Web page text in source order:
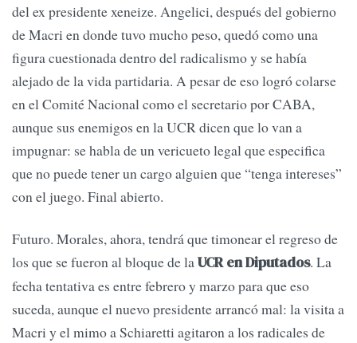
del ex presidente xeneize. Angelici, después del gobierno
de Macri en donde tuvo mucho peso, quedó como una
figura cuestionada dentro del radicalismo y se había
alejado de la vida partidaria. A pesar de eso logró colarse
en el Comité Nacional como el secretario por CABA,
aunque sus enemigos en la UCR dicen que lo van a
impugnar: se habla de un vericueto legal que especifica
que no puede tener un cargo alguien que “tenga intereses”
con el juego. Final abierto.
Futuro. Morales, ahora, tendrá que timonear el regreso de
los que se fueron al bloque de laUCR en Diputados. La
fecha tentativa es entre febrero y marzo para que eso
suceda, aunque el nuevo presidente arrancó mal: la visita a
Macri y el mimo a Schiaretti agitaron a los radicales de